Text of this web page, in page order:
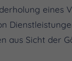
eines
aus Sicht der